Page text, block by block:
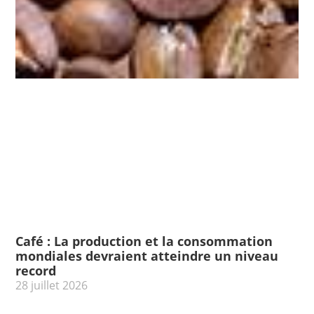
Café : La production et la consommation
mondiales devraient atteindre un niveau
record
28 juillet 2026